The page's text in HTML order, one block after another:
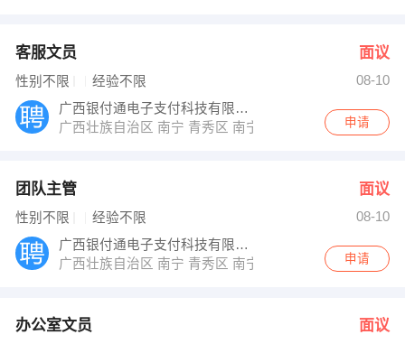
客服文员 面议
性别不限 经验不限
08-10
广西银付通电子支付科技有限公司
广西壮族自治区 南宁 青秀区 南宁市青秀区中柬路9号利
申请
团队主管 面议
性别不限 经验不限
08-10
广西银付通电子支付科技有限公司
广西壮族自治区 南宁 青秀区 南宁市青秀区中柬路9号利
申请
办公室文员 面议